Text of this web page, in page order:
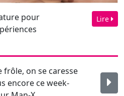
frôle, on se caresse
encore ce week-
Man-X...
et tellement
week-end sur
!...